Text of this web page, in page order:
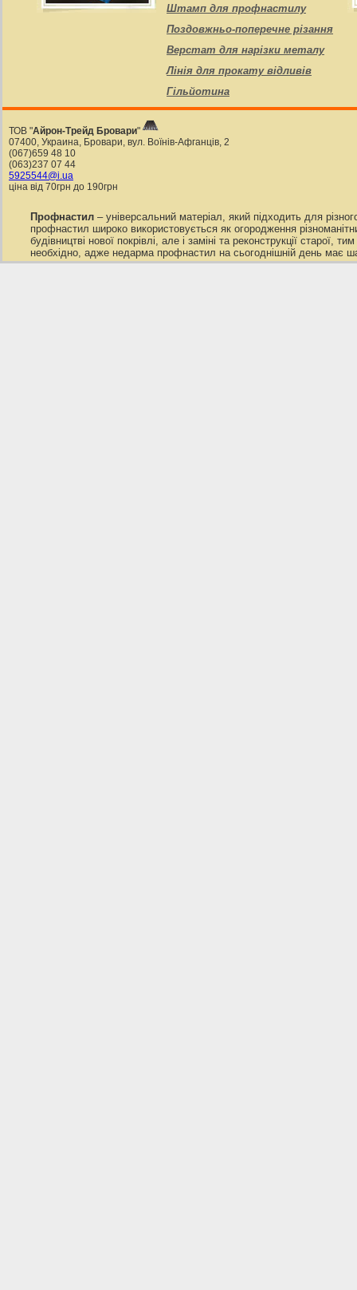
Штамп для профнастилу
Поздовжньо-поперечне різання
Верстат для нарізки металу
Лінія для прокату відливів
Гільйотина
ТОВ "Айрон-Трейд Бровари"
07400, Украина, Бровари, вул. Воїнів-Афганців, 2
(067)659 48 10
(063)237 07 44
5925544@i.ua
ціна від 70грн до 190грн
Профнастил – універсальний матеріал, який підходить для
профнастил широко використовується як огородження
будівництві нової покрівлі, але і заміні та реконструкції
необхідно, адже недарма профнастил на сьогоднішній день має